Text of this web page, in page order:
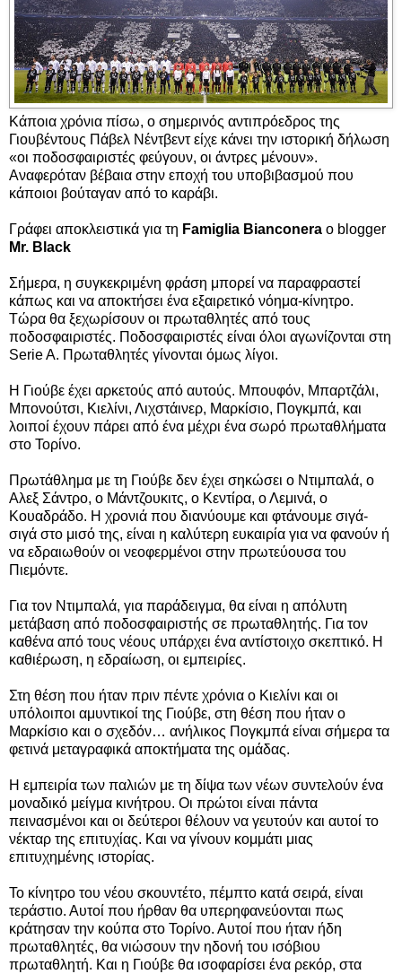
Κάποια χρόνια πίσω, ο σημερινός αντιπρόεδρος της
Γιουβέντους Πάβελ Νέντβεντ είχε κάνει την ιστορική δήλωση
«οι ποδοσφαιριστές φεύγουν, οι άντρες μένουν».
Αναφερόταν βέβαια στην εποχή του υποβιβασμού που
κάποιοι βούταγαν από το καράβι.
Γράφει αποκλειστικά για τη Famiglia Bianconera ο blogger
Mr. Black
Σήμερα, η συγκεκριμένη φράση μπορεί να παραφραστεί
κάπως και να αποκτήσει ένα εξαιρετικό νόημα-κίνητρο.
Τώρα θα ξεχωρίσουν οι πρωταθλητές από τους
ποδοσφαιριστές. Ποδοσφαιριστές είναι όλοι αγωνίζονται στη
Serie A. Πρωταθλητές γίνονται όμως λίγοι.
Η Γιούβε έχει αρκετούς από αυτούς. Μπουφόν, Μπαρτζάλι,
Μπονούτσι, Κιελίνι, Λιχστάινερ, Μαρκίσιο, Πογκμπά, και
λοιποί έχουν πάρει από ένα μέχρι ένα σωρό πρωταθλήματα
στο Τορίνο.
Πρωτάθλημα με τη Γιούβε δεν έχει σηκώσει ο Ντιμπαλά, ο
Αλεξ Σάντρο, ο Μάντζουκιτς, ο Κεντίρα, ο Λεμινά, ο
Κουαδράδο. Η χρονιά που διανύουμε και φτάνουμε σιγά-
σιγά στο μισό της, είναι η καλύτερη ευκαιρία για να φανούν ή
να εδραιωθούν οι νεοφερμένοι στην πρωτεύουσα του
Πιεμόντε.
Για τον Ντιμπαλά, για παράδειγμα, θα είναι η απόλυτη
μετάβαση από ποδοσφαιριστής σε πρωταθλητής. Για τον
καθένα από τους νέους υπάρχει ένα αντίστοιχο σκεπτικό. Η
καθιέρωση, η εδραίωση, οι εμπειρίες.
Στη θέση που ήταν πριν πέντε χρόνια ο Κιελίνι και οι
υπόλοιποι αμυντικοί της Γιούβε, στη θέση που ήταν ο
Μαρκίσιο και ο σχεδόν… ανήλικος Πογκμπά είναι σήμερα τα
φετινά μεταγραφικά αποκτήματα της ομάδας.
Η εμπειρία των παλιών με τη δίψα των νέων συντελούν ένα
μοναδικό μείγμα κινήτρου. Οι πρώτοι είναι πάντα
πεινασμένοι και οι δεύτεροι θέλουν να γευτούν και αυτοί το
νέκταρ της επιτυχίας. Και να γίνουν κομμάτι μιας
επιτυχημένης ιστορίας.
Το κίνητρο του νέου σκουντέτο, πέμπτο κατά σειρά, είναι
τεράστιο. Αυτοί που ήρθαν θα υπερηφανεύονται πως
κράτησαν την κούπα στο Τορίνο. Αυτοί που ήταν ήδη
πρωταθλητές, θα νιώσουν την ηδονή του ισόβιου
πρωταθλητή. Και η Γιούβε θα ισοφαρίσει ένα ρεκόρ, στα